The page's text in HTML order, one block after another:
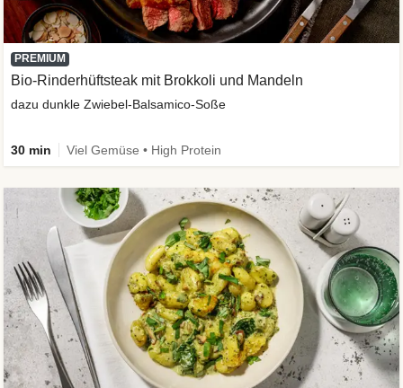
PREMIUM
Bio-Rinderhüftsteak mit Brokkoli und Mandeln
dazu dunkle Zwiebel-Balsamico-Soße
30 min Viel Gemüse • High Protein